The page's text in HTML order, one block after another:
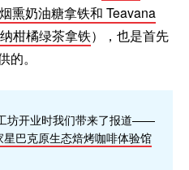
熏奶油糖拿铁和 Teavana
柑橘绿茶拿铁），也是首先
。
坊开业时我们带来了报道——
星巴克原生态焙烤咖啡体验馆